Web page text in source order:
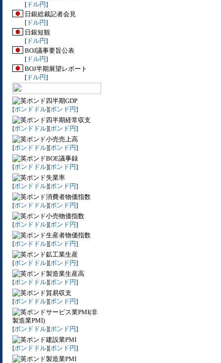
[ ドル円]
日銀総裁記者会見
[ ドル円]
日銀短観
[ ドル円]
BOJ議事要旨公表
[ ドル円]
BOJ半期展望レポート
[ ドル円]
四半期GDP
[ポンドドル][ポンド円]
四半期経常収支
[ポンドドル][ポンド円]
小売売上高
[ポンドドル][ポンド円]
BOE議事録
[ポンドドル][ポンド円]
失業率
[ポンドドル][ポンド円]
消費者物価指数
[ポンドドル][ポンド円]
小売物価指数
[ポンドドル][ポンド円]
生産者物価指数
[ポンドドル][ポンド円]
鉱工業生産
[ポンドドル][ポンド円]
製造業生産高
[ポンドドル][ポンド円]
貿易収支
[ポンドドル][ポンド円]
サービス業PMI(非
製造業PMI)
[ポンドドル][ポンド円]
建設業PMI
[ポンドドル][ポンド円]
製造業PMI